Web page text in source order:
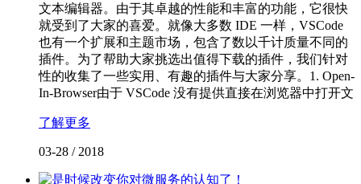
文本编辑器。由于其卓越的性能和丰富的功能，它很快
就受到了大家的喜爱。就像大多数 IDE 一样，VSCode
也有一个扩展和主题市场，包含了数以千计质量不同的
插件。为了帮助大家挑选出值得下载的插件，我们针对
性的收集了一些实用、有趣的插件与大家分享。1. Open-
In-Browser由于 VSCode 没有提供直接在浏览器中打开文
了解更多
03-28 / 2018